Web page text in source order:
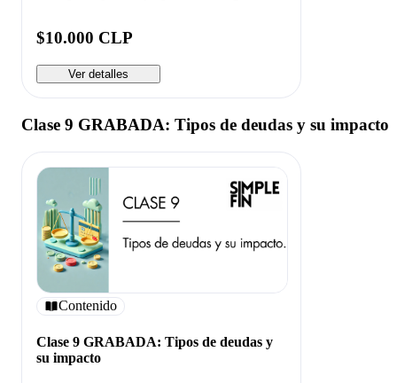
$10.000 CLP
Ver detalles
Clase 9 GRABADA: Tipos de deudas y su impacto
Contenido
Clase 9 GRABADA: Tipos de deudas y
su impacto